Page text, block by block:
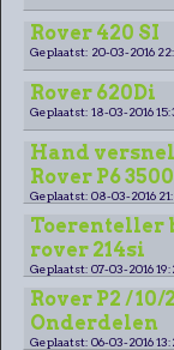
Rover 420 SI
Geplaatst: 20-03-2016
Rover 620Di
Geplaatst: 18-03-2016
Hand
Rover P6 3500
Geplaatst: 08-03-2016
Toerenteller
rover 214si
Geplaatst: 07-03-2016
Rover P2 / 10/
Onderdelen
Geplaatst: 06-03-2016